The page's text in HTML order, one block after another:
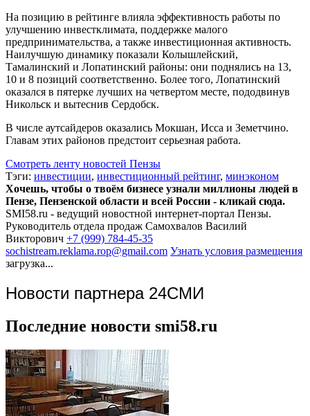
На позицию в рейтинге влияла эффективность работы по
улучшению инвестклимата, поддержке малого
предпринимательства, а также инвестиционная активность.
Наилучшую динамику показали Колышлейский,
Тамалинский и Лопатинский районы: они поднялись на 13,
10 и 8 позиций соответственно. Более того, Лопатинский
оказался в пятерке лучших на четвертом месте, пододвинув
Никольск и вытеснив Сердобск.
В числе аутсайдеров оказались Мокшан, Исса и Земетчино.
Главам этих районов предстоит серьезная работа.
Смотреть ленту новостей Пензы
Тэги: инвестиции, инвестиционный рейтинг, минэконом
Хочешь, чтобы о твоём бизнесе узнали миллионы людей в
Пензе, Пензенской области и всей России - кликай сюда.
SMI58.ru - ведущий новостной интернет-портал Пензы.
Руководитель отдела продаж Самохвалов Василий
Викторович +7 (999) 784-45-35
sochistream.reklama.rop@gmail.com Узнать условия размещения
загрузка...
Новости партнера 24СМИ
Последние новости smi58.ru